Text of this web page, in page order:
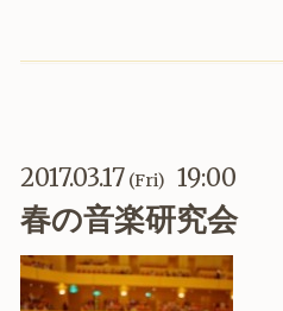
2017.03.17 (Fri) 19:00
春の音楽研究会